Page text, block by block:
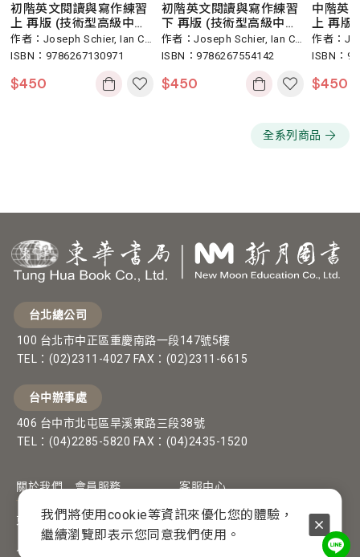
初階英文閱讀與寫作練習
上 再版 (技術型高級中等
學校外語群)
作者：Joseph Schier, Ian Cl
arke 編著
ISBN：9786267130971
$450
初階英文閱讀與寫作練習
下 再版 (技術型高級中等
學校外語群)
作者：Joseph Schier, Ian Cl
arke 編著
ISBN：9786267554142
$450
中階英
上 再版
學校外
作者：
arke 編著
ISBN：
$450
全系列商品
台北總公司
100 台北市中正區重慶南路一段147號5樓
TEL：(02)2311-4027 FAX：(02)2311-6615
台中辦事處
406 台中市北屯區旱溪東路三段38號
TEL：(04)2285-5820 FAX：(04)2435-1520
關於我們
東華新月
會員服務
常見問題
客服中心
網訂流程
我們將使用cookie等資訊來優化您的體驗，
繼續瀏覽即表示您同意我們使用。